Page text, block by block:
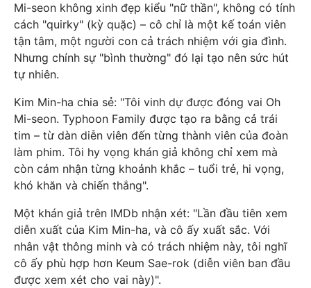
Mi-seon không xinh đẹp kiểu "nữ thần", không có tính
cách "quirky" (kỳ quặc) – cô chỉ là một kế toán viên
tận tâm, một người con cả trách nhiệm với gia đình.
Nhưng chính sự "bình thường" đó lại tạo nên sức hút
tự nhiên.
Kim Min-ha chia sẻ: "Tôi vinh dự được đóng vai Oh
Mi-seon. Typhoon Family được tạo ra bằng cả trái
tim – từ dàn diễn viên đến từng thành viên của đoàn
làm phim. Tôi hy vọng khán giả không chỉ xem mà
còn cảm nhận từng khoảnh khắc – tuổi trẻ, hi vọng,
khó khăn và chiến thắng".
Một khán giả trên IMDb nhận xét: "Lần đầu tiên xem
diễn xuất của Kim Min-ha, và cô ấy xuất sắc. Với
nhân vật thông minh và có trách nhiệm này, tôi nghĩ
cô ấy phù hợp hơn Keum Sae-rok (diễn viên ban đầu
được xem xét cho vai này)".